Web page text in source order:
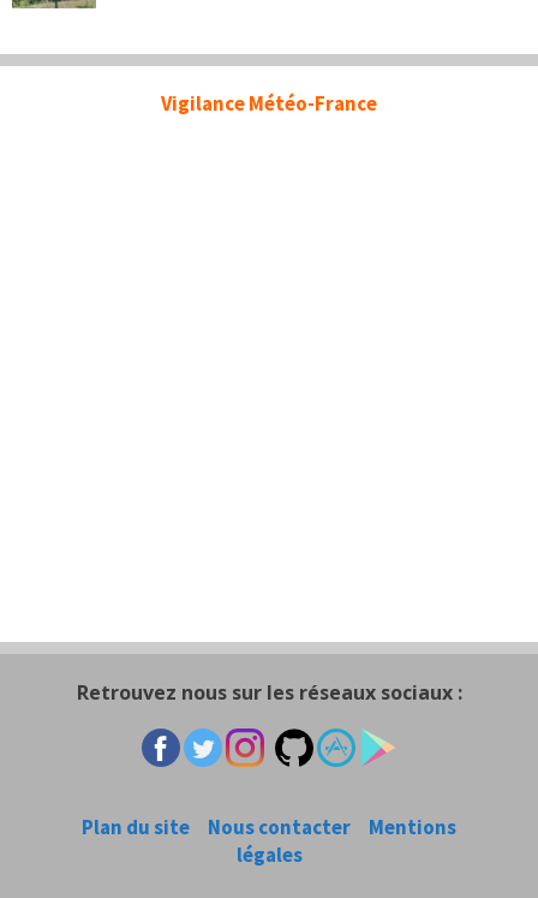
Vigilance Météo-France
Retrouvez nous sur les réseaux sociaux :
Plan du site Nous contacter
Mentions
légales